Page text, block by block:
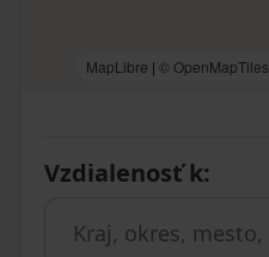
MapLibre | © OpenMapTiles
Vzdialenosť k: